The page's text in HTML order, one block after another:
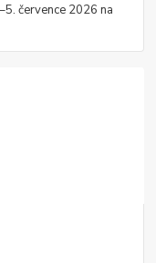
července 2026 na